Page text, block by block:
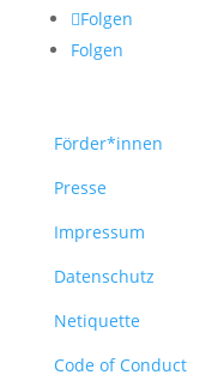
Folgen
Folgen
Förder*innen
Presse
Impressum
Datenschutz
Netiquette
Code of Conduct